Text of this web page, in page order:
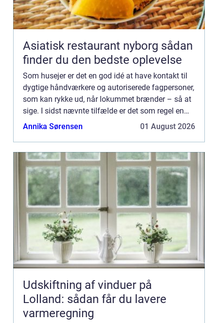
Asiatisk restaurant nyborg sådan
finder du den bedste oplevelse
Som husejer er det en god idé at have kontakt til
dygtige håndværkere og autoriserede fagpersoner,
som kan rykke ud, når lokummet brænder – så at
sige. I sidst nævnte tilfælde er det som regel en
autoriseret VVS installatør, du skal have fat på –
Annika Sørensen 01 August 2026
Udskiftning af vinduer på
Lolland: sådan får du lavere
varmeregning